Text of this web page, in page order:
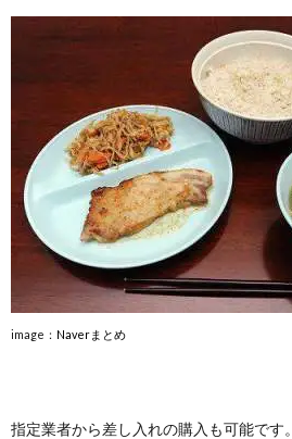
image： Naverまとめ
指定業者から差し入れの購入も可能です。